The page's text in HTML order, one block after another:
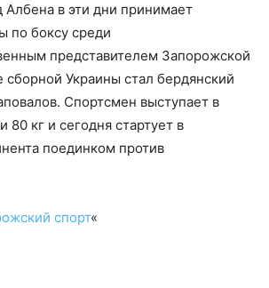
Албена в эти дни принимает
по боксу среди
представителем Запорожской
сборной Украины стал бердянский
Спортсмен выступает в
80 кг и сегодня стартует в
поединком против
спорт«